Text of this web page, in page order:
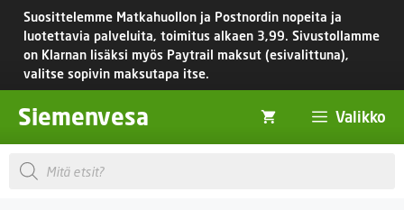
Siirry
sisältöön
Suosittelemme Matkahuollon ja Postnordin nopeita ja
luotettavia palveluita, toimitus alkaen 3,99. Sivustollamme
on Klarnan lisäksi myös Paytrail maksut (esivalittuna),
valitse sopivin maksutapa itse.
Siemenvesa Valikko
Products
search